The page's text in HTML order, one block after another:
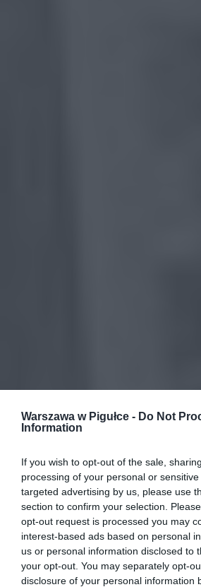
Warszawa w Pigułce - Do Not
Information
If you wish to opt-out of the sale,
processing of your personal or
targeted advertising by us, please use
section to confirm your selection.
opt-out request is processed you may
interest-based ads based on personal
us or personal information disclosed to
your opt-out. You may separately opt-
disclosure of your personal information